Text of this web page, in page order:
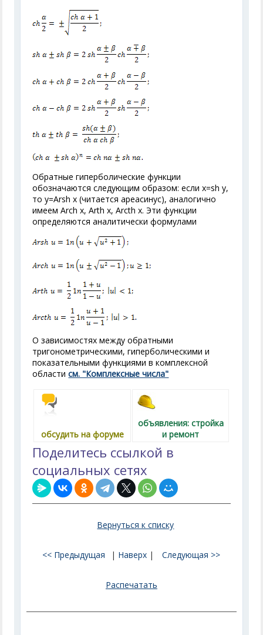
Обратные гиперболические функции
обозначаются следующим образом: если x=sh y,
то y=Arsh x (читается ареасинус), аналогично
имеем Arch x, Arth x, Arcth х. Эти функции
определяются аналитически формулами
О зависимостях между обратными
тригонометрическими, гиперболическими и
показательными функциями в комплексной
областисм. "Комплексные числа"
обсудить на форуме
объявления: стройка
и ремонт
Поделитесь ссылкой в
социальных сетях
Вернуться к списку
<< Предыдущая | Наверх | Следующая >>
Распечатать